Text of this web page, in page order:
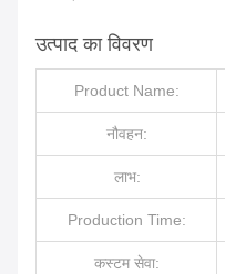
उत्पाद का विवरण
Product Name:
नौवहन:
लाभ:
Production Time:
कस्टम सेवा: